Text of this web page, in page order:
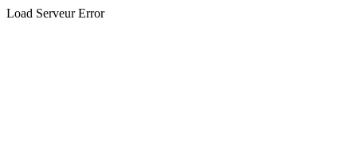
Load Serveur Error